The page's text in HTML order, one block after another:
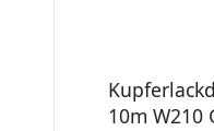
10m W210